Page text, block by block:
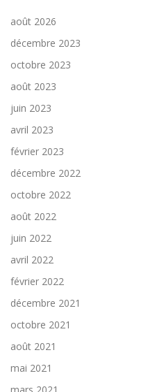
août 2026
décembre 2023
octobre 2023
août 2023
juin 2023
avril 2023
février 2023
décembre 2022
octobre 2022
août 2022
juin 2022
avril 2022
février 2022
décembre 2021
octobre 2021
août 2021
mai 2021